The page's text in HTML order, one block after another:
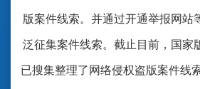
版案件线索。并通过开通举报网站
泛征集案件线索。截止目前，国家
已搜集整理了网络侵权盗版案件线